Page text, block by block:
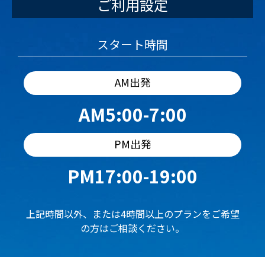
ご利用設定
スタート時間
AM出発
AM5:00-7:00
PM出発
PM17:00-19:00
上記時間以外、または4時間以上のプランをご希望
の方はご相談ください。